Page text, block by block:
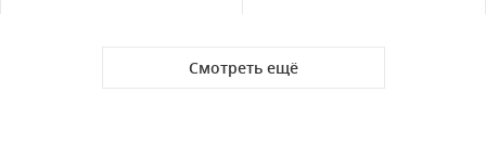
Смотреть ещё